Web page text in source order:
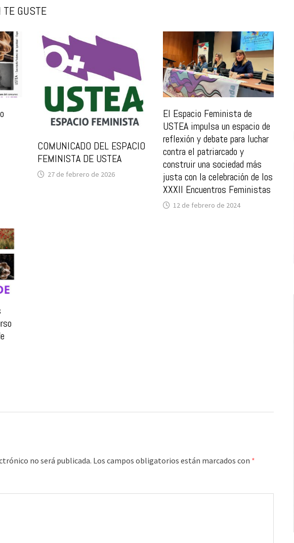
TE GUSTE
COMUNICADO DEL ESPACIO
FEMINISTA DE USTEA
27 de febrero de 2026
El Espacio Feminista de
USTEA impulsa un espacio de
reflexión y debate para luchar
contra el patriarcado y
construir una sociedad más
justa con la celebración de los
XXXII Encuentros Feministas
12 de febrero de 2024
no será publicada. Los campos obligatorios están marcados con *